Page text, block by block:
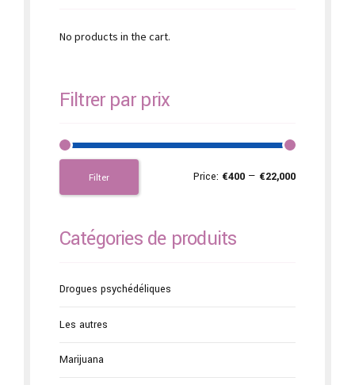
No products in the cart.
Filtrer par prix
Filter Price: €400 — €22,000
Catégories de produits
Drogues psychédéliques
Les autres
Marijuana